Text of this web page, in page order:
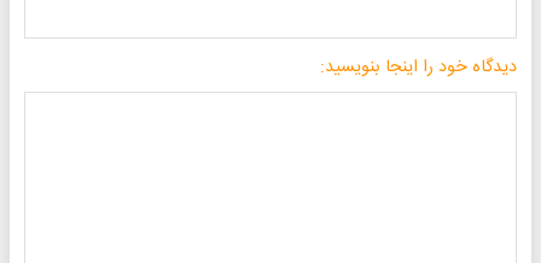
دیدگاه خود را اینجا بنویسید: